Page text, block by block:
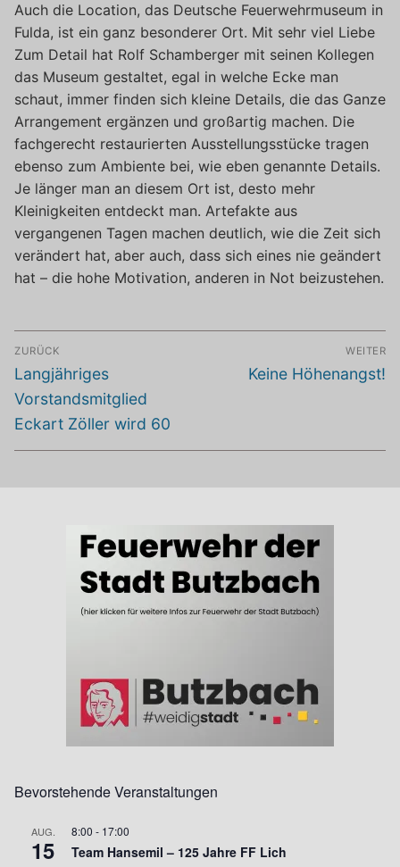
Auch die Location, das Deutsche Feuerwehrmuseum in
Fulda, ist ein ganz besonderer Ort. Mit sehr viel Liebe
Zum Detail hat Rolf Schamberger mit seinen Kollegen
das Museum gestaltet, egal in welche Ecke man
schaut, immer finden sich kleine Details, die das Ganze
Arrangement ergänzen und großartig machen. Die
fachgerecht restaurierten Ausstellungsstücke tragen
ebenso zum Ambiente bei, wie eben genannte Details.
Je länger man an diesem Ort ist, desto mehr
Kleinigkeiten entdeckt man. Artefakte aus
vergangenen Tagen machen deutlich, wie die Zeit sich
verändert hat, aber auch, dass sich eines nie geändert
hat – die hohe Motivation, anderen in Not beizustehen.
Beitragsnavigation
ZURÜCK
Vorheriger
Beitrag:
Langjähriges
Vorstandsmitglied
Eckart Zöller wird 60
WEITER
Nächster
Keine Höhenangst!
Bevorstehende Veranstaltungen
AUG.
15
8:00 - 17:00
Team Hansemil – 125 Jahre FF Lich